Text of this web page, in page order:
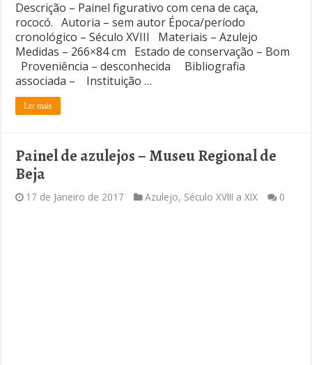
Descrição – Painel figurativo com cena de caça,
rococó. Autoria – sem autor Época/período
cronológico – Século XVIII Materiais – Azulejo
Medidas – 266×84 cm Estado de conservação – Bom
Proveniência – desconhecida Bibliografia
associada – Instituição …
Ler mais
Painel de azulejos – Museu Regional de
Beja
17 de Janeiro de 2017 Azulejo, Século XVIII a XIX 0